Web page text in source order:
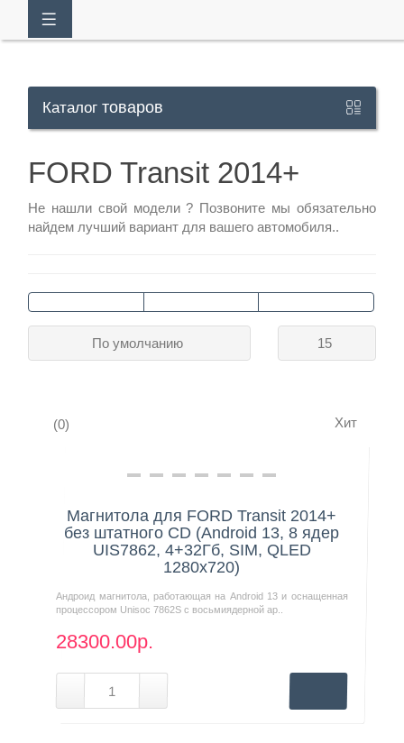
929
26
Режим
Каталог товаров
FORD Transit 2014+
Не нашли свой модели ? Позвоните мы обязательно
найдем лучший вариант для вашего автомобиля..
15
По умолчанию
(0) Хит
Нашли дешевле?
Магнитола для FORD Transit 2014+
без штатного CD (Android 13, 8 ядер
UIS7862, 4+32Гб, SIM, QLED
1280x720)
Андроид магнитола, работающая на Android 13 и оснащенная
процессором Unisoc 7862S с восьмиядерной ар..
28300.00р.